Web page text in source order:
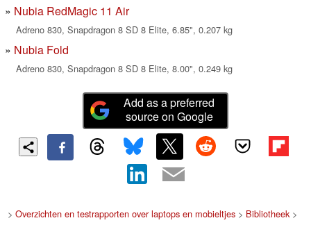
Nubia RedMagic 11 Air
Adreno 830, Snapdragon 8 SD 8 Elite, 6.85", 0.207 kg
Nubia Fold
Adreno 830, Snapdragon 8 SD 8 Elite, 8.00", 0.249 kg
Add as a preferred
source on Google
> Overzichten en testrapporten over laptops en mobieltjes> Bibliotheek>